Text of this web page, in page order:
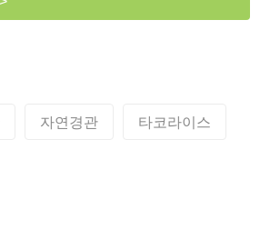
자연경관 타코라이스